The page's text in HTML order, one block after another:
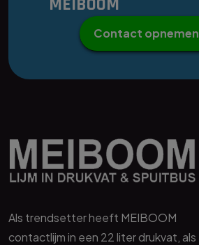
Contact opnemen
Als trendsetter heeft MEIBOOM
contactlijm in een 22 liter drukvat, als